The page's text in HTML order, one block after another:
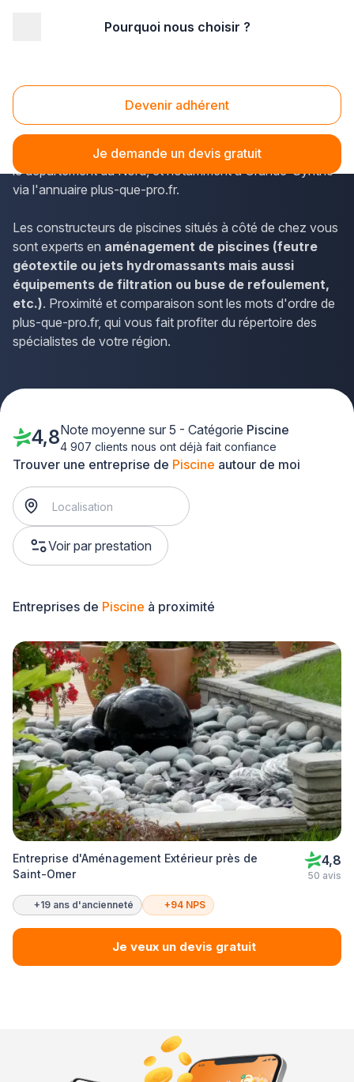
Pourquoi nous choisir ?
Devenir adhérent
Je demande un devis gratuit
Piscine Grande-Synthe (59760)
Les habitants du Nord-Pas-de-Calais peuvent accéder
aux coordonnées des piscinistes accessibles partout sur
le département du Nord, et notamment à Grande-Synthe
via l'annuaire plus-que-pro.fr.
Les constructeurs de piscines situés à côté de chez vous
sont experts en aménagement de piscines (feutre
géotextile ou jets hydromassants mais aussi
équipements de filtration ou buse de refoulement,
etc.). Proximité et comparaison sont les mots d'ordre de
plus-que-pro.fr, qui vous fait profiter du répertoire des
spécialistes de votre région.
Trouver une entreprise de Piscine autour de moi
Voir par prestation
4,8Note moyenne sur 5 - Catégorie Piscine
4 907 clients nous ont déjà fait confiance
Entreprises de Piscine à proximité
Entreprise d'Aménagement Extérieur près de
Saint-Omer
4,8
50 avis
+19 ans d'ancienneté +94 NPS
Je veux un devis gratuit